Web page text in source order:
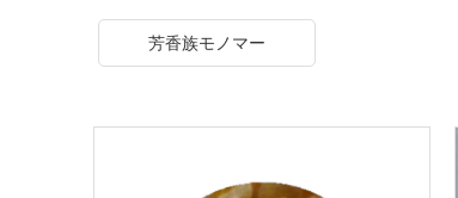
芳香族モノマー